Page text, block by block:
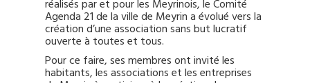
réalisés par et pour les Meyrinois, le Comité
Agenda 21 de la ville de Meyrin a évolué vers la
création d’une association sans but lucratif
ouverte à toutes et tous.
Pour ce faire, ses membres ont invité les
habitants, les associations et les entreprises